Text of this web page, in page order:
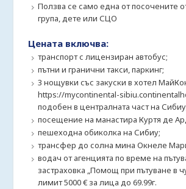
Ползва се само една от посочените
група, дете или СЦО
Цената включва:
транспорт с лицензиран автобус;
пътни и гранични такси, паркинг;
3 нощувки със закуски в хотел
https://mycontinental-
подобен в централната част на
посещение на манастира Куртя де
пешеходна обиколка на Сибиу;
трансфер до солна мина Окнеле
водач от агенцията по време на
застраховка „Помощ при пътуване в
лимит 5000 € за лица до 69.99г.